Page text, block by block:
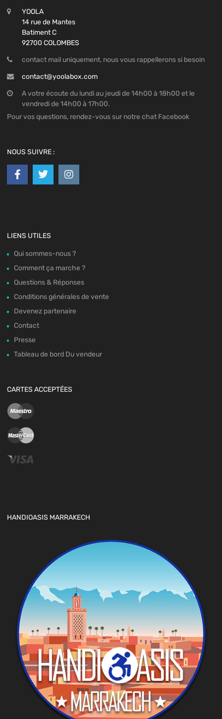
YOOLA
14 rue de Mantes
Batiment C
92700 COLOMBES
contact mail uniquement, nous vous rappellerons si besoin
contact@yoolabox.com
A votre écoute du lundi au jeudi de 14h00 à 18h00 et le
vendredi de 14h00 à 17h00.
Pour vos questions, rendez-vous sur notre chat Facebook
NOUS SUIVRE :
LIENS UTILES
Qui sommes-nous ?
Comment ça marche ?
Questions & Réponses
Conditions générales de vente
Devenez partenaire
Contact
Presse
Tableau de bord Du vendeur
CARTES ACCEPTÉES
HANDIOASIS MARRAKECH